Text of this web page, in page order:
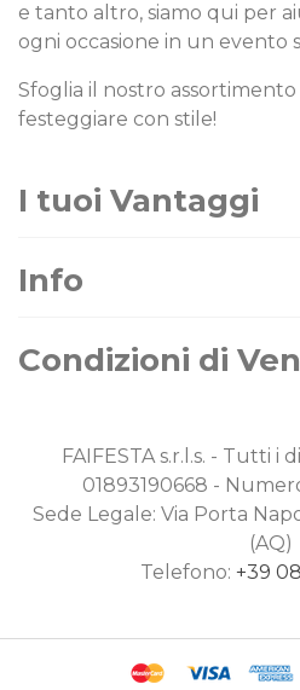
e tanto altro, siamo qui per
ogni occasione in un evento
Sfoglia il nostro
festeggiare con stile!
I tuoi Vantaggi
Info
Condizioni di
FAIFESTA s.r.l.s. - Tutti i
01893190668 -
Sede Legale: Via Porta
(AQ)
Telefono: +39